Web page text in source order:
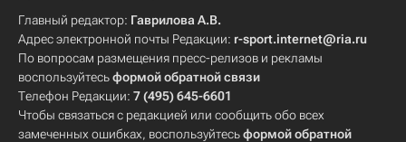
Главный редактор: Гаврилова А.В.
Адрес электронной почты Редакции: r-sport.internet@ria.ru
По вопросам размещения пресс-релизов и рекламы
воспользуйтесьформой обратной связи
Телефон Редакции: 7 (495) 645-6601
Чтобы связаться с редакцией или сообщить обо всех
замеченных ошибках, воспользуйтесьформой обратной